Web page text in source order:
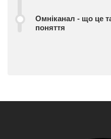
Омніканал - що це
поняття